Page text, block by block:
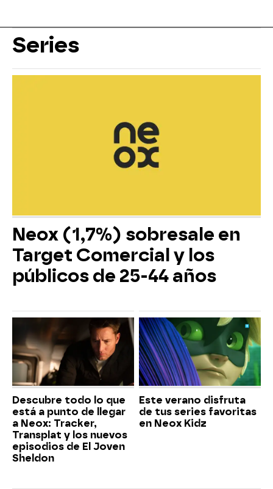
Series
Neox (1,7%) sobresale en
Target Comercial y los
públicos de 25-44 años
Descubre todo lo que
está a punto de llegar
a Neox: Tracker,
Transplat y los nuevos
episodios de El Joven
Sheldon
Este verano disfruta
de tus series favoritas
en Neox Kidz